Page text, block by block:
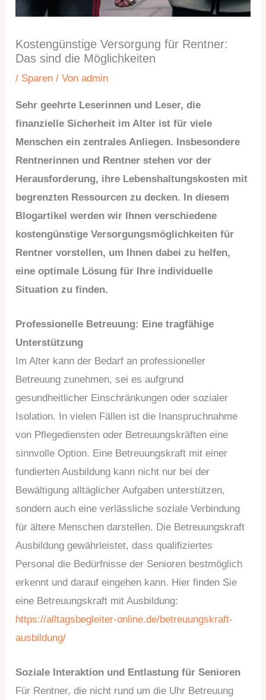
Kostengünstige Versorgung für Rentner:
Das sind die Möglichkeiten
/ Sparen / Vonadmin
Sehr geehrte Leserinnen und Leser, die
finanzielle Sicherheit im Alter ist für viele
Menschen ein zentrales Anliegen. Insbesondere
Rentnerinnen und Rentner stehen vor der
Herausforderung, ihre Lebenshaltungskosten mit
begrenzten Ressourcen zu decken. In diesem
Blogartikel werden wir Ihnen verschiedene
kostengünstige Versorgungsmöglichkeiten für
Rentner vorstellen, um Ihnen dabei zu helfen,
eine optimale Lösung für Ihre individuelle
Situation zu finden.
Professionelle Betreuung: Eine tragfähige
Unterstützung
Im Alter kann der Bedarf an professioneller
Betreuung zunehmen, sei es aufgrund
gesundheitlicher Einschränkungen oder sozialer
Isolation. In vielen Fällen ist die Inanspruchnahme
von Pflegediensten oder Betreuungskräften eine
sinnvolle Option. Eine Betreuungskraft mit einer
fundierten Ausbildung kann nicht nur bei der
Bewältigung alltäglicher Aufgaben unterstützen,
sondern auch eine verlässliche soziale Verbindung
für ältere Menschen darstellen. Die Betreuungskraft
Ausbildung gewährleistet, dass qualifiziertes
Personal die Bedürfnisse der Senioren bestmöglich
erkennt und darauf eingehen kann. Hier finden Sie
eine Betreuungskraft mit Ausbildung:
https://alltagsbegleiter-online.de/betreuungskraft-
ausbildung/
Soziale Interaktion und Entlastung für Senioren
Für Rentner, die nicht rund um die Uhr Betreuung